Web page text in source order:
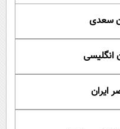
سعدی
انگلیسی
ایران